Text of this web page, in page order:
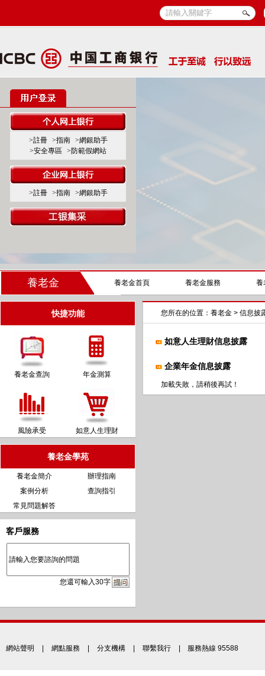
>註冊 >指南
>網銀助手
>安全專區
>防範假網站
>註冊 >指南 >網銀助手
養老金 養老金首頁 養老金服務 養
快捷功能
養老金查詢 年金測算
風險承受 如意人生理財
養老金學苑
養老金簡介
辦理指南
案例分析
查詢指引
常見問題解答
客戶服務
您還可輸入30字
您所在的位置： 養老金 > 信息披
如意人生理財信息披露
企業年金信息披露
加載失敗，請稍後再試！
網站聲明 網點服務 分支機構 聯繫我行 | 服務熱線 95588